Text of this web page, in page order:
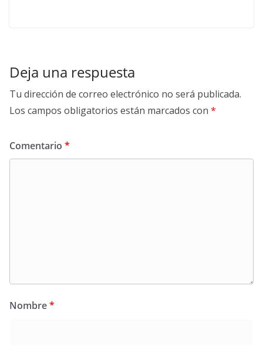
Deja una respuesta
Tu dirección de correo electrónico no será publicada.
Los campos obligatorios están marcados con *
Comentario *
Nombre*